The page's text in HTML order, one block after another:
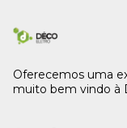
Oferecemos uma
muito bem vindo à